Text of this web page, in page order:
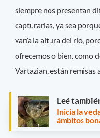
siempre nos presentan
capturarlas, ya sea
varía la altura del río,
ofrecemos o bien, como
Vartazian, están remisas
Leé
Inicia la
ámbitos